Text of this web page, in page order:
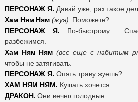
ПЕРСОНАЖ Я. Давай уже, раз такое
Хам Ням Ням (жуя).
Поможете?
ПЕРСОНАЖ Я. По-быстрому…
разбежимся.
Хам Ням Ням (все еще с набитым
чтобы не затягивать.
ПЕРСОНАЖ Я. Опять траву жуешь?
ХАМ НЯМ НЯМ. Кушать хочется.
ДРАКОН. Они вечно голодные…